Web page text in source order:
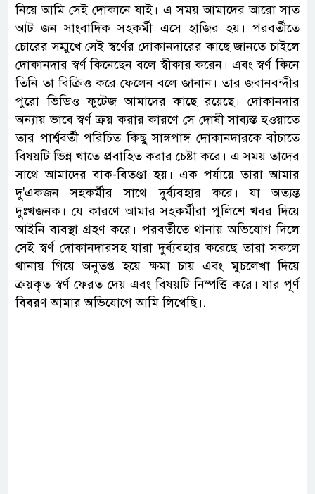
নিয়ে আমি সেই দোকানে যাই। এ সময় আমাদের আরো সাত
আট জন সাংবাদিক সহকর্মী এসে হাজির হয়। পরবর্তীতে
চোরের সম্মুখে সেই স্বর্ণের দোকানদারের কাছে জানতে চাইলে
দোকানদার স্বর্ণ কিনেছেন বলে স্বীকার করেন। এবং স্বর্ণ কিনে
তিনি তা বিক্রিও করে ফেলেন বলে জানান। তার জবানবন্দীর
পুরো ভিডিও ফুটেজ আমাদের কাছে রয়েছে। দোকানদার
অন্যায় ভাবে স্বর্ণ ক্রয় করার কারণে সে দোষী সাব্যস্ত হওয়াতে
তার পার্শ্ববর্তী পরিচিত কিছু সাঙ্গপাঙ্গ দোকানদারকে বাঁচাতে
বিষয়টি ভিন্ন খাতে প্রবাহিত করার চেষ্টা করে। এ সময় তাদের
সাথে আমাদের বাক-বিতণ্ডা হয়। এক পর্যায়ে তারা আমার
দু'একজন সহকর্মীর সাথে দুর্ব্যবহার করে। যা অত্যন্ত
দুঃখজনক। যে কারণে আমার সহকর্মীরা পুলিশে খবর দিয়ে
আইনি ব্যবস্থা গ্রহণ করে। পরবর্তীতে থানায় অভিযোগ দিলে
সেই স্বর্ণ দোকানদারসহ যারা দুর্ব্যবহার করেছে তারা সকলে
থানায় গিয়ে অনুতপ্ত হয়ে ক্ষমা চায় এবং মুচলেখা দিয়ে
ক্রয়কৃত স্বর্ণ ফেরত দেয় এবং বিষয়টি নিষ্পত্তি করে। যার পূর্ণ
বিবরণ আমার অভিযোগে আমি লিখেছি।.